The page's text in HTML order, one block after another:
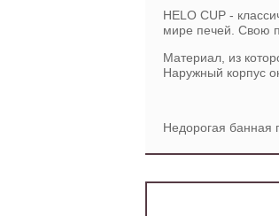
HELO CUP -
мире печей. Свою
Материал, из
Наружный корпус
Недорогая банная